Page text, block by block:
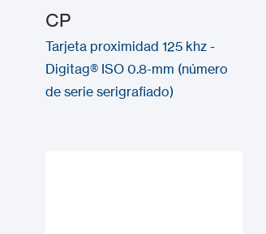
CP
Tarjeta proximidad 125 khz -
Digitag® ISO 0.8-mm (número
de serie serigrafiado)